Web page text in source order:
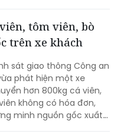
tôm viên, bò
trên xe khách
sát giao thông Công an
phát hiện một xe
hơn 800kg cá viên,
không có hóa đơn,
minh nguồn gốc xuất